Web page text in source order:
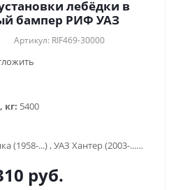
лебёдки в
бампер РИФ УАЗ
Артикул: RIF469-30000
кг: 5400
УАЗ Буханка (1958-...) , УАЗ Хантер (2003-...), УАЗ-3151
руб.